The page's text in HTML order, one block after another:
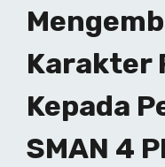
Karakter
Kepada
SMAN 4